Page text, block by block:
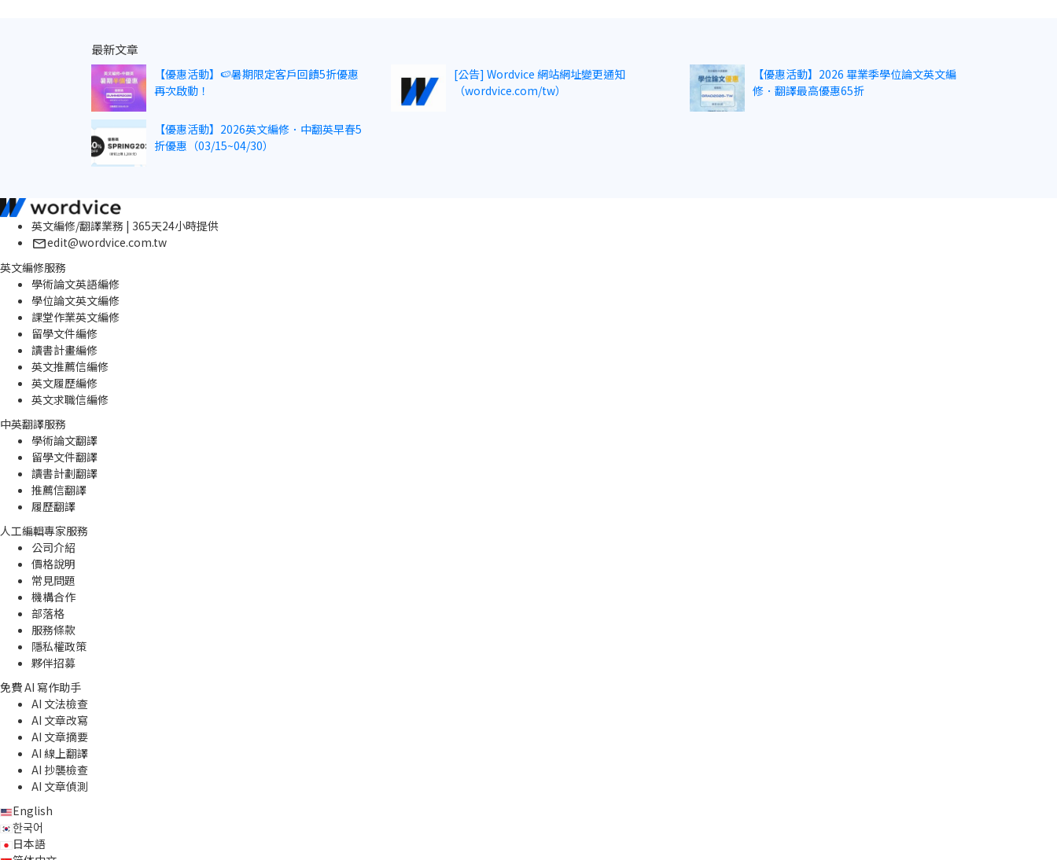
最新文章
【優惠活動】🍉暑期限定客戶回饋5折優惠
再次啟動！
[公告] Wordvice 網站網址變更通知
（wordvice.com/tw）
【優惠活動】2026 畢業季學位論文英文編
修．翻譯最高優惠65折
【優惠活動】2026英文編修．中翻英早春5
折優惠（03/15~04/30）
英文編修/翻譯業務 | 365天24小時提供
edit@wordvice.com.tw
英文編修服務
學術論文英語編修
學位論文英文編修
課堂作業英文編修
留學文件編修
讀書計畫編修
英文推薦信編修
英文履歷編修
英文求職信編修
中英翻譯服務
學術論文翻譯
留學文件翻譯
讀書計劃翻譯
推薦信翻譯
履歷翻譯
人工編輯專家服務
公司介紹
價格說明
常見問題
機構合作
部落格
服務條款
隱私權政策
夥伴招募
免費 AI 寫作助手
AI 文法檢查
AI 文章改寫
AI 文章摘要
AI 線上翻譯
AI 抄襲檢查
AI 文章偵測
English
한국어
日本語